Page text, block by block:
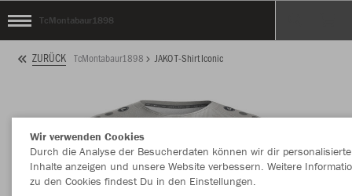
TcMontabaur1898
ZURÜCK TcMontabaur1898 JAKO T-Shirt Iconic
Wir verwenden Cookies
Durch die Analyse der Besucherdaten können wir dir personalisierte
Inhalte anzeigen und unsere Website verbessern. Weitere
zu den Cookies findest Du in den Einstellungen.